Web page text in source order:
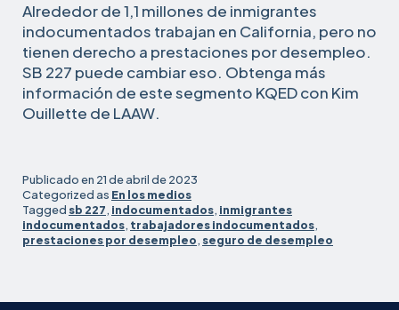
Alrededor de 1,1 millones de inmigrantes
indocumentados trabajan en California, pero no
tienen derecho a prestaciones por desempleo.
SB 227 puede cambiar eso. Obtenga más
información de este segmento KQED con Kim
Ouillette de LAAW.
Publicado en 21 de abril de 2023
Categorized as En los medios
Tagged sb 227, indocumentados, inmigrantes
indocumentados, trabajadores indocumentados,
prestaciones por desempleo, seguro de desempleo